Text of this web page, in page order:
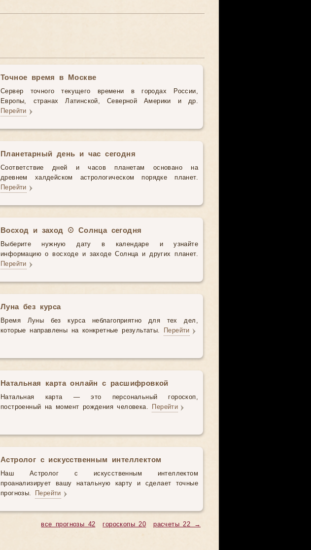
Точное время в Москве
Сервер точного текущего времени в городах России,
Европы, странах Латинской, Северной Америки и др.
Перейти
Планетарный день и час сегодня
Соответствие дней и часов планетам основано на
древнем халдейском астрологическом порядке планет.
Перейти
Восход и заход ☉ Солнца сегодня
Выберите нужную дату в календаре и узнайте
информацию о восходе и заходе Солнца и других планет.
Перейти
Луна без курса
Время Луны без курса неблагоприятно для тех дел,
которые направлены на конкретные результаты. Перейти
Натальная карта онлайн с расшифровкой
Натальная карта — это персональный гороскоп,
построенный на момент рождения человека. Перейти
Астролог с искусственным интеллектом
Наш Астролог с искусственным интеллектом
проанализирует вашу натальную карту и сделает точные
прогнозы. Перейти
расчеты 22 →
гороскопы 20
все прогнозы 42